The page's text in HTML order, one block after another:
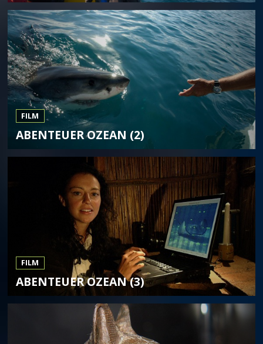
FILM
ABENTEUER OZEAN (2)
FILM
ABENTEUER OZEAN (3)